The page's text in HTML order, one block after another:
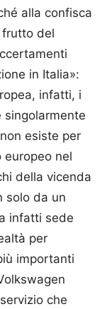
alla confisca
frutto del
in Italia»:
infatti, i
singolarmente
esiste per
europeo nel
della vicenda
solo da un
infatti sede
per
importanti
che